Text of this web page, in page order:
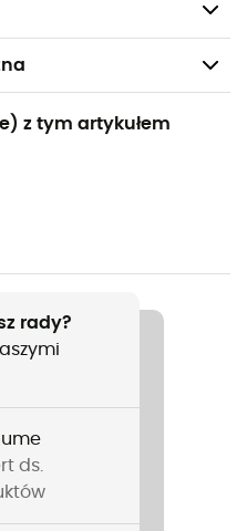
recyklingu - 5% elastan
/ Codzienny użytek
z tym artykułem
rady?
ds.